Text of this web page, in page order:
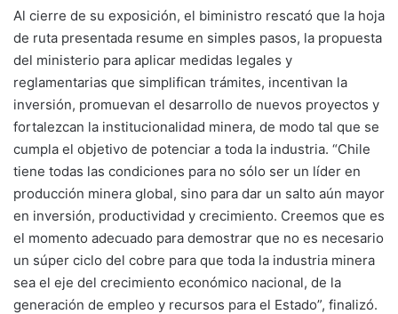
Al cierre de su exposición, el biministro rescató que la hoja
de ruta presentada resume en simples pasos, la propuesta
del ministerio para aplicar medidas legales y
reglamentarias que simplifican trámites, incentivan la
inversión, promuevan el desarrollo de nuevos proyectos y
fortalezcan la institucionalidad minera, de modo tal que se
cumpla el objetivo de potenciar a toda la industria. “Chile
tiene todas las condiciones para no sólo ser un líder en
producción minera global, sino para dar un salto aún mayor
en inversión, productividad y crecimiento. Creemos que es
el momento adecuado para demostrar que no es necesario
un súper ciclo del cobre para que toda la industria minera
sea el eje del crecimiento económico nacional, de la
generación de empleo y recursos para el Estado”, finalizó.